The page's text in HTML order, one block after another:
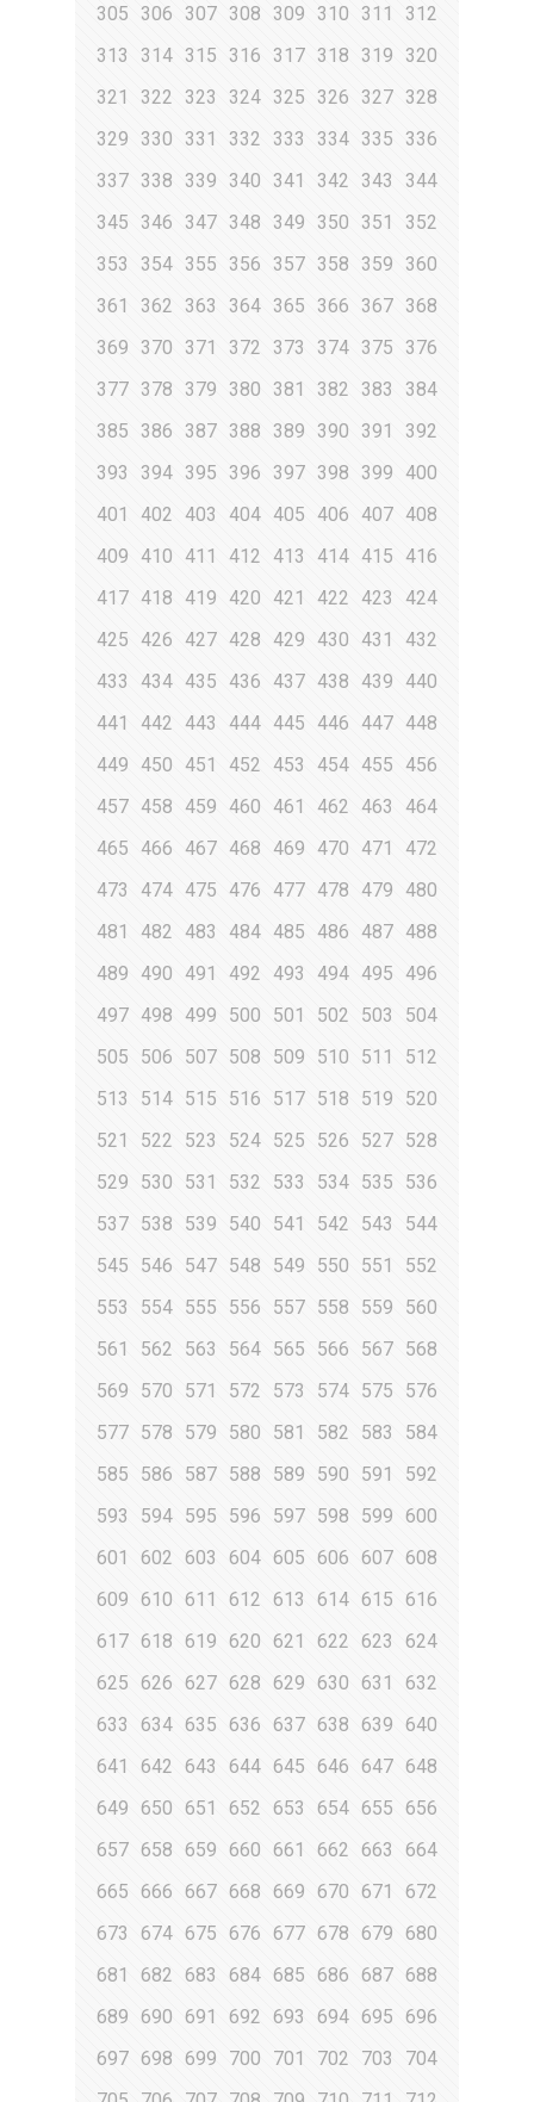
305 306 307 308 309 310 311
312
313
314 315 316 317 318 319
320
321
322 323 324 325 326 327 328
329
330 331 332 333 334 335
336
337 338 339 340 341 342 343
344
345
346 347 348 349 350 351
352
353
354 355 356 357 358 359 360
361
362 363 364 365 366 367 368
369
370 371 372 373 374 375 376
377 378 379 380 381 382 383
384
385
386 387 388 389 390 391
392
393
394 395 396 397 398 399
400
401
402 403 404 405 406 407 408
409
410 411 412 413 414 415
416
417 418 419 420 421 422 423
424
425
426 427 428 429 430 431
432
433
434 435 436 437 438 439
440
441
442 443 444 445 446 447 448
449
450 451 452 453 454 455
456
457 458 459 460 461 462 463
464
465
466 467 468 469 470 471
472
473
474 475 476 477 478 479
480
481
482 483 484 485 486 487 488
489
490 491 492 493 494 495
496
497 498 499 500 501 502 503
504
505
506 507 508 509 510 511
512
513
514 515 516 517 518 519
520
521
522 523 524 525 526 527 528
529
530 531 532 533 534 535
536
537 538 539 540 541 542 543
544
545
546 547 548 549 550 551
552
553
554 555 556 557 558 559
560
561
562 563 564 565 566 567 568
569
570 571 572 573 574 575
576
577 578 579 580 581 582 583
584
585
586 587 588 589 590 591
592
593
594 595 596 597 598 599
600
601
602 603 604 605 606 607 608
609
610 611 612 613 614 615
616
617 618 619 620 621 622 623
624
625
626 627 628 629 630 631
632
633
634 635 636 637 638 639 640
641
642 643 644 645 646 647 648
649
650 651 652 653 654 655 656
657 658 659 660 661 662 663
664
665
666 667 668 669 670 671
672
673
674 675 676 677 678 679
680
681
682 683 684 685 686 687 688
689
690 691 692 693 694 695
696
697 698 699 700 701 702 703
704